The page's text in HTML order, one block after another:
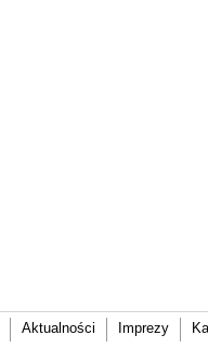
Aktualności Imprezy